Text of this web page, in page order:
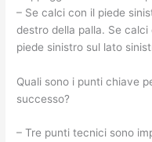
– Se calci con il piede
destro della palla. Se
piede sinistro sul lato
Quali sono i punti chiave
successo?
– Tre punti tecnici sono